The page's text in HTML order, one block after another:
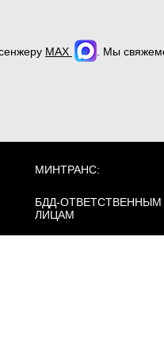
MAX
. Мы
МИНТРАНС:
БДД-ОТВЕТСТВЕННЫМ
ЛИЦАМ